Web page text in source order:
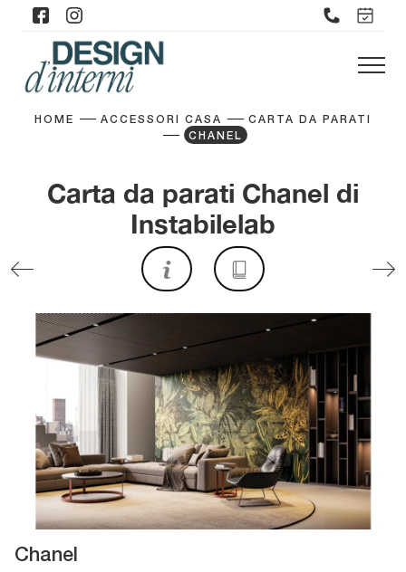
HOME ACCESSORI CASA
CARTA DA PARATI
CHANEL
Carta da parati Chanel di
Instabilelab
Chanel